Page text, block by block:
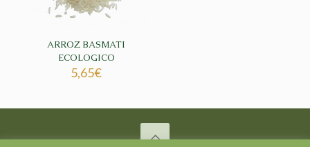
ARROZ BASMATI
ECOLOGICO
5,65€